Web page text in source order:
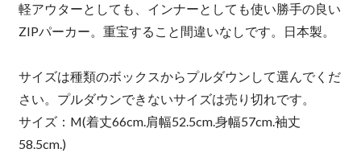
軽アウターとしても、インナーとしても使い勝手の良い
ZIPパーカー。重宝すること間違いなしです。日本製。
サイズは種類のボックスからプルダウンして選んでくだ
さい。プルダウンできないサイズは売り切れです。
サイズ：M(着丈66cm.肩幅52.5cm.身幅57cm.袖丈
58.5cm.)